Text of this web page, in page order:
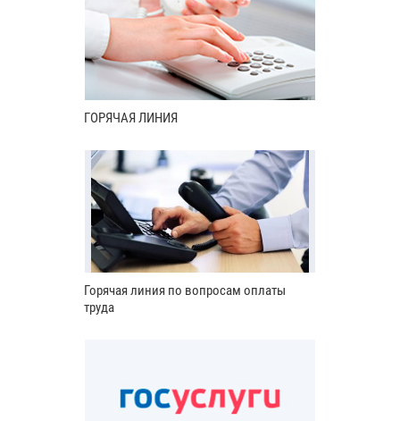
ГОРЯЧАЯ ЛИНИЯ
Горячая линия по вопросам оплаты
труда